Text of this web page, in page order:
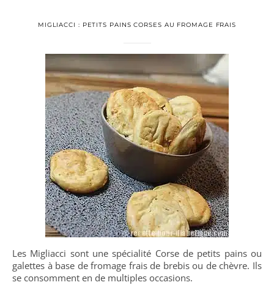
MIGLIACCI : PETITS PAINS CORSES AU FROMAGE FRAIS
Les Migliacci sont une spécialité Corse de petits pains ou
galettes à base de fromage frais de brebis ou de chèvre. Ils
se consomment en de multiples occasions.